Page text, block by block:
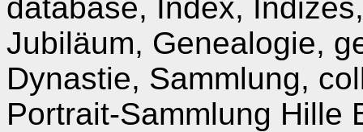
database, Index,
Jubiläum, Genealogie,
Dynastie, Sammlung,
Portrait-Sammlung Hille